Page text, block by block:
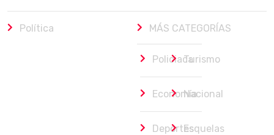
Política MÁS CATEGORÍAS
PoliciacaTurismo
EconomíaNacional
DeportesEsquelas